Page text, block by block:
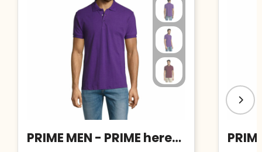
PRIME MEN - PRIME heren polo 200g